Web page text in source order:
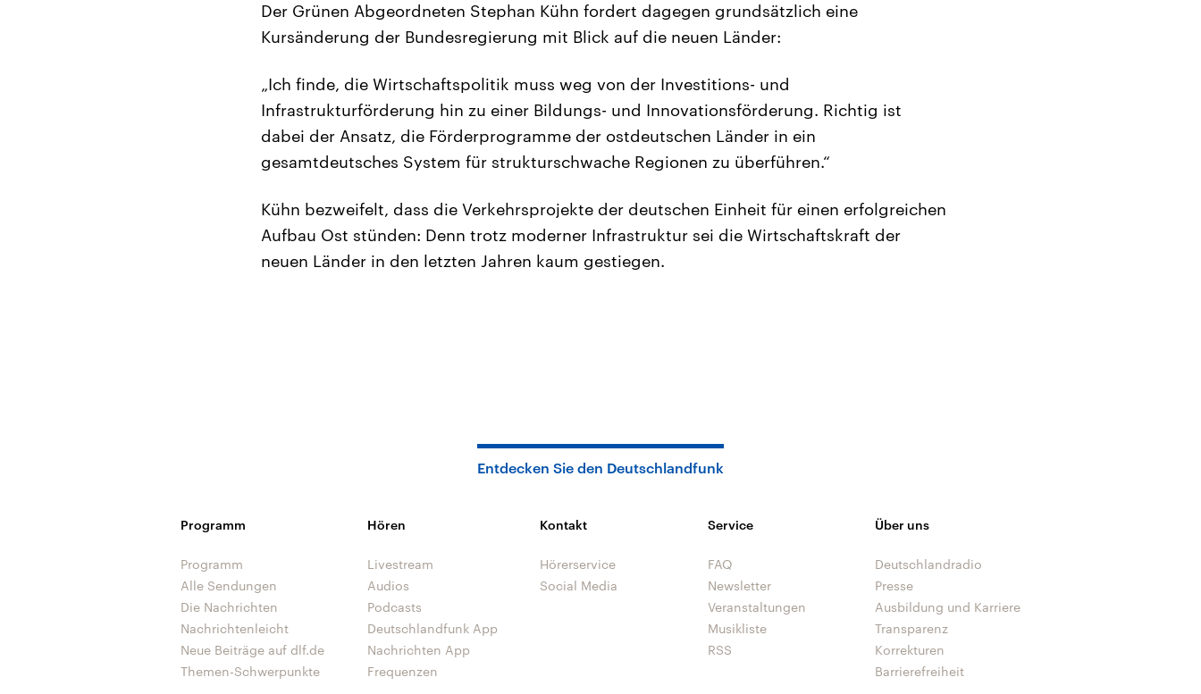
Der Grünen Abgeordneten Stephan Kühn fordert dagegen grundsätzlich eine
Kursänderung der Bundesregierung mit Blick auf die neuen Länder:
„Ich finde, die Wirtschaftspolitik muss weg von der Investitions- und
Infrastrukturförderung hin zu einer Bildungs- und Innovationsförderung. Richtig ist
dabei der Ansatz, die Förderprogramme der ostdeutschen Länder in ein
gesamtdeutsches System für strukturschwache Regionen zu überführen.“
Kühn bezweifelt, dass die Verkehrsprojekte der deutschen Einheit für einen erfolgreichen
Aufbau Ost stünden: Denn trotz moderner Infrastruktur sei die Wirtschaftskraft der
neuen Länder in den letzten Jahren kaum gestiegen.
Entdecken Sie den Deutschlandfunk
Programm
Programm
Alle Sendungen
Die Nachrichten
Nachrichtenleicht
Neue Beiträge auf dlf.de
Themen-Schwerpunkte
Hören
Livestream
Audios
Podcasts
Deutschlandfunk App
Nachrichten App
Frequenzen
Kontakt
Hörerservice
Social Media
Service
FAQ
Newsletter
Veranstaltungen
Musikliste
RSS
Über uns
Deutschlandradio
Presse
Ausbildung und Karriere
Transparenz
Korrekturen
Barrierefreiheit